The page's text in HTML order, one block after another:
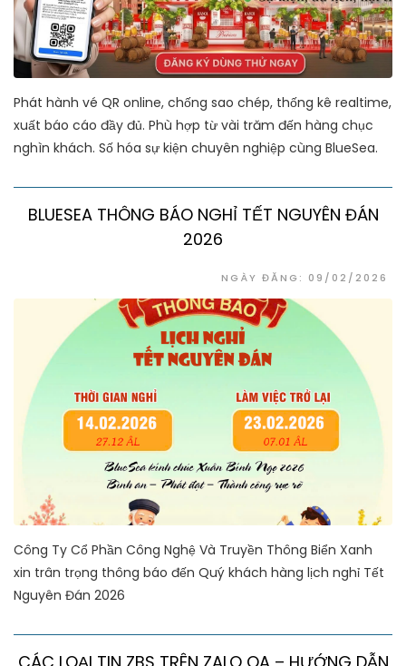
Phát hành vé QR online, chống sao chép, thống kê realtime,
xuất báo cáo đầy đủ. Phù hợp từ vài trăm đến hàng chục
nghìn khách. Số hóa sự kiện chuyên nghiệp cùng BlueSea.
BLUESEA THÔNG BÁO NGHỈ TẾT NGUYÊN ĐÁN
2026
NGÀY ĐĂNG: 09/02/2026
Công Ty Cổ Phần Công Nghệ Và Truyền Thông Biển Xanh
xin trân trọng thông báo đến Quý khách hàng lịch nghỉ Tết
Nguyên Đán 2026